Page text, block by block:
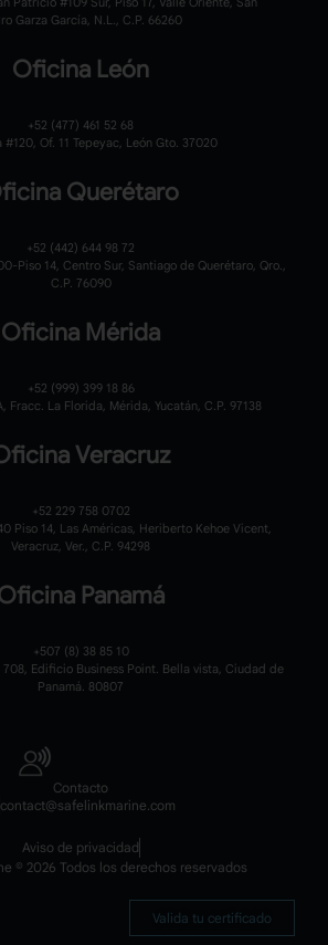
Garza García, N.L., C.P. 66260
Oficina León
+52 (477) 461 52 68
#120, Of. 11 Tepeyac, León Gto. 37020
Querétaro
+52 (442) 644 98 72
Piso 14, Centro Sur, Santiago de Querétaro, Qro.,
C.P. 76090
Oficina Mérida
+52 (999) 399 18 86
Fracc. La Florida, Mérida, Yucatán, C.P. 97138
Veracruz
+52 229 758 0702
Piso 14, Las Américas, Heriberto Kehoe Vicent,
Veracruz, Ver., C.P. 94298
Panamá
+507 (8) 38 85 10
708, Edificio Business Point. Bella vista, Ciudad de
Panamá. 80807
Contacto
contact@safelinkmarine.com
Aviso de privacidad
© 2026 Todos los derechos reservados
Valida tu certificado